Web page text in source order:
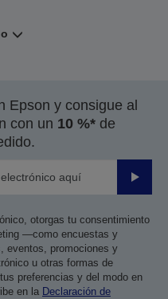
Epson y consigue al
con un 10 %* de
Enviar
otorgas tu consentimiento
—como encuestas y
eventos, promociones y
u otras formas de
preferencias y del modo en
en la Declaración de